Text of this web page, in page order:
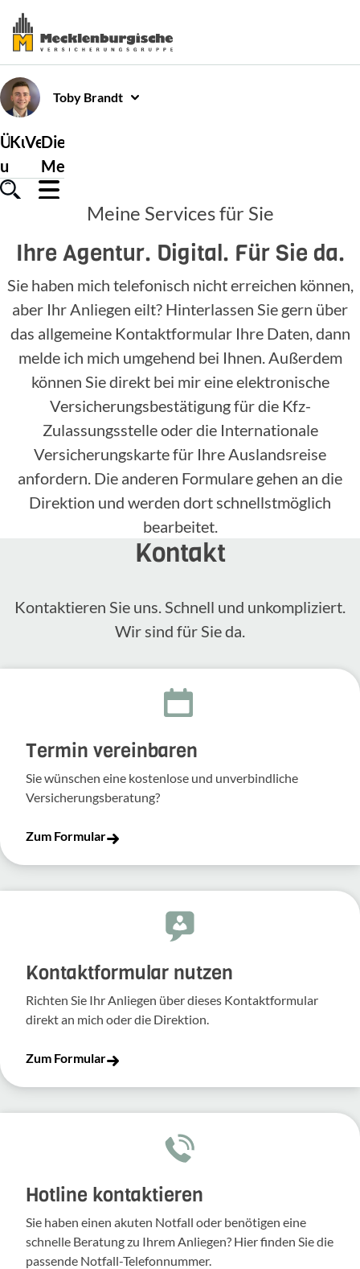
Toby Brandt
Über
uns
Kundenservice
Versicherungen
Die
Mecklenburgische
Meine Services für Sie
Ihre Agentur. Digital. Für Sie da.
Sie haben mich telefonisch nicht erreichen können,
aber Ihr Anliegen eilt? Hinterlassen Sie gern über
das allgemeine Kontaktformular Ihre Daten, dann
melde ich mich umgehend bei Ihnen. Außerdem
können Sie direkt bei mir eine elektronische
Versicherungsbestätigung für die Kfz-
Zulassungsstelle oder die Internationale
Versicherungskarte für Ihre Auslandsreise
anfordern. Die anderen Formulare gehen an die
Direktion und werden dort schnellstmöglich
bearbeitet.
Kontakt
Kontak­tieren Sie uns. Schnell und unkom­pli­ziert.
Wir sind für Sie da.
Termin vereinbaren
Sie wünschen eine kostenlose und unverbindliche
Versicherungsberatung?
Zum Formular
Kontakt­for­mular nutzen
Richten Sie Ihr Anliegen über dieses Kontakt­for­mular
direkt an mich oder die Direk­tion.
Zum Formular
Hotline kontaktieren
Sie haben einen akuten Notfall oder benötigen eine
schnelle Beratung zu Ihrem Anliegen? Hier finden Sie die
passende Notfall-Telefonnummer.